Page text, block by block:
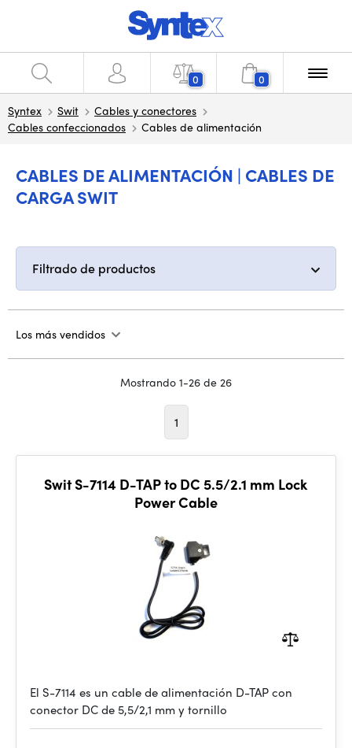
0 0
Syntex Swit
Cables y conectores
Cables confeccionados
Cables de alimentación
CABLES DE ALIMENTACIÓN | CABLES DE
CARGA SWIT
Filtrado de productos
Los más vendidos
Mostrando 1-26 de 26
1
Swit S-7114 D-TAP to DC 5.5/2.1 mm Lock
Power Cable
El S-7114 es un cable de alimentación D-TAP con
conector DC de 5,5/2,1 mm y tornillo